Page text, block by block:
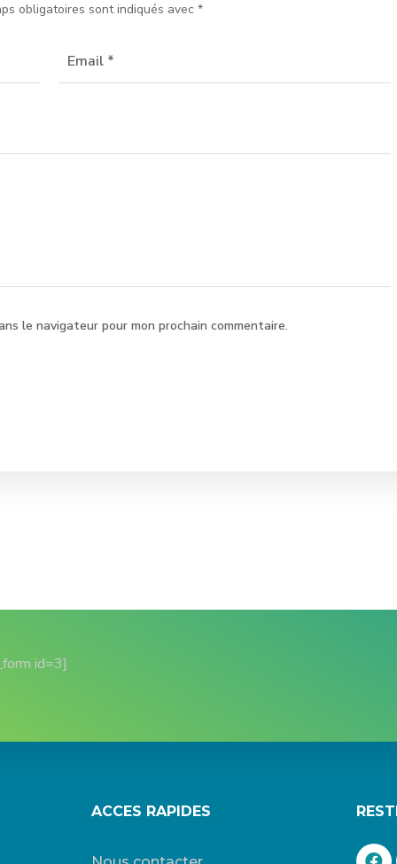
obligatoires sont indiqués avec *
le navigateur pour mon prochain commentaire.
id=3]
ACCES RAPIDES